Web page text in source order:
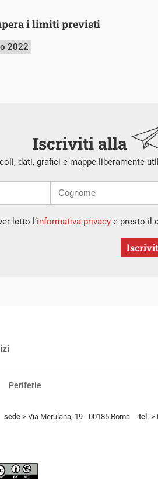
i limiti previsti
2022
Iscriviti alla
dati, grafici e mappe liberamente
letto l’informativa privacye presto il
Periferie
sede > Via Merulana, 19 - 00185 Roma tel. >